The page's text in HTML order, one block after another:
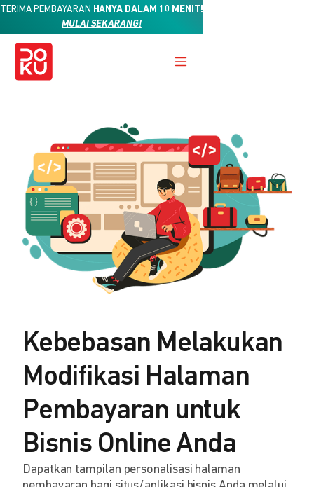
TERIMA PEMBAYARAN HANYA DALAM 10 MENIT!
MULAI SEKARANG!
Kebebasan Melakukan
Modifikasi Halaman
Pembayaran untuk
Bisnis Online Anda
Dapatkan tampilan personalisasi halaman